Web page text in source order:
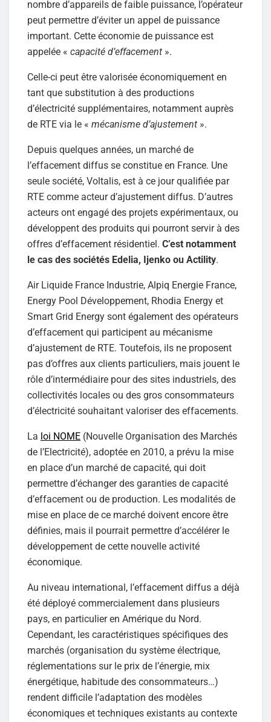
nombre d’appareils de faible puissance, l’opérateur
peut permettre d’éviter un appel de puissance
important. Cette économie de puissance est
appelée « capacité d’effacement ».
Celle-ci peut être valorisée économiquement en
tant que substitution à des productions
d’électricité supplémentaires, notamment auprès
de RTE via le « mécanisme d’ajustement ».
Depuis quelques années, un marché de
l’effacement diffus se constitue en France. Une
seule société, Voltalis, est à ce jour qualifiée par
RTE comme acteur d’ajustement diffus. D’autres
acteurs ont engagé des projets expérimentaux, ou
développent des produits qui pourront servir à des
offres d’effacement résidentiel. C’est notamment
le cas des sociétés Edelia, Ijenko ou Actility.
Air Liquide France Industrie, Alpiq Energie France,
Energy Pool Développement, Rhodia Energy et
Smart Grid Energy sont également des opérateurs
d’effacement qui participent au mécanisme
d’ajustement de RTE. Toutefois, ils ne proposent
pas d’offres aux clients particuliers, mais jouent le
rôle d’intermédiaire pour des sites industriels, des
collectivités locales ou des gros consommateurs
d’électricité souhaitant valoriser des effacements.
La loi NOME (Nouvelle Organisation des Marchés
de l’Electricité), adoptée en 2010, a prévu la mise
en place d’un marché de capacité, qui doit
permettre d’échanger des garanties de capacité
d’effacement ou de production. Les modalités de
mise en place de ce marché doivent encore être
définies, mais il pourrait permettre d’accélérer le
développement de cette nouvelle activité
économique.
Au niveau international, l’effacement diffus a déjà
été déployé commercialement dans plusieurs
pays, en particulier en Amérique du Nord.
Cependant, les caractéristiques spécifiques des
marchés (organisation du système électrique,
réglementations sur le prix de l’énergie, mix
énergétique, habitude des consommateurs…)
rendent difficile l’adaptation des modèles
économiques et techniques existants au contexte